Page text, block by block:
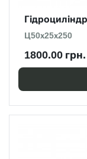
Ц50х25х250
1800.00 грн.